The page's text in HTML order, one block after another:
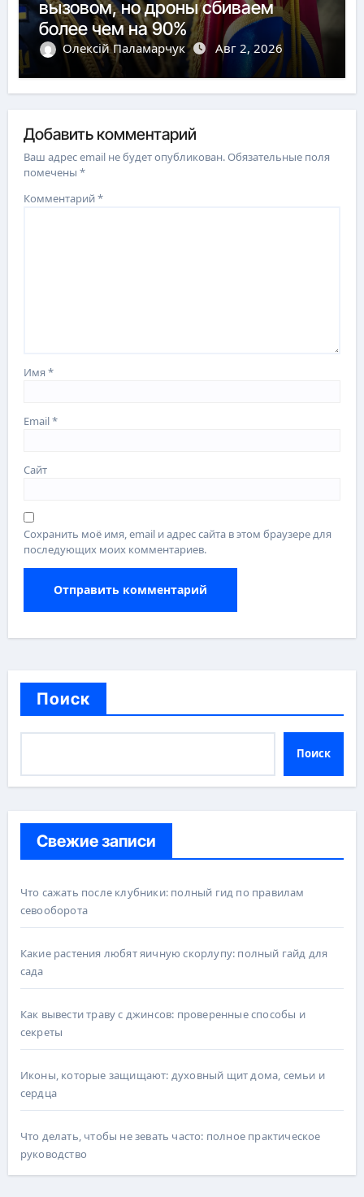
вызовом, но дроны сбиваем
более чем на 90%
Олексій Паламарчук Авг 2, 2026
Добавить комментарий
Ваш адрес email не будет опубликован.Обязательные поля
помечены*
Комментарий*
Имя*
Email*
Сайт
Сохранить моё имя, email и адрес сайта в этом браузере для
последующих моих комментариев.
Поиск
Поиск
Свежие записи
Что сажать после клубники: полный гид по правилам
севооборота
Какие растения любят яичную скорлупу: полный гайд для
сада
Как вывести траву с джинсов: проверенные способы и
секреты
Иконы, которые защищают: духовный щит дома, семьи и
сердца
Что делать, чтобы не зевать часто: полное практическое
руководство